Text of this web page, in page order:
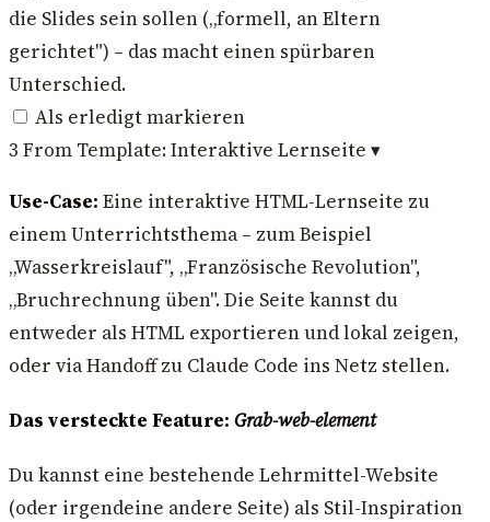
die Slides sein sollen („formell, an Eltern
gerichtet") – das macht einen spürbaren
Unterschied.
Als erledigt markieren
3 From Template: Interaktive Lernseite ▾
Use-Case: Eine interaktive HTML-Lernseite zu
einem Unterrichtsthema – zum Beispiel
„Wasserkreislauf", „Französische Revolution",
„Bruchrechnung üben". Die Seite kannst du
entweder als HTML exportieren und lokal zeigen,
oder via Handoff zu Claude Code ins Netz stellen.
Das versteckte Feature: Grab-web-element
Du kannst eine bestehende Lehrmittel-Website
(oder irgendeine andere Seite) als Stil-Inspiration